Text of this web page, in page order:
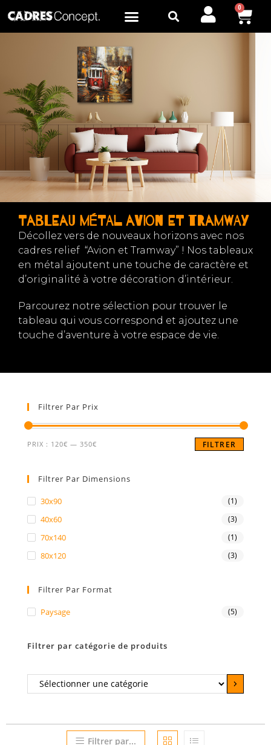
0
Tableau métal Avion et Tramway
Décollez vers de nouveaux horizons avec nos
cadres relief “Avion et Tramway” ! Nos tableaux
en métal ajoutent une touche de caractère et
d’originalité à votre décoration d’intérieur.
Parcourez notre sélection pour trouver le
tableau qui vous correspond et ajoutez une
touche d’aventure à votre espace de vie.
Filtrer Par Prix
FILTRER
PRIX : 120€ — 350€
Filtrer Par Dimensions
30x90 (1)
40x60 (3)
70x140 (1)
80x120 (3)
Filtrer Par Format
Paysage (5)
Filtrer par catégorie de produits
Filtrer par...